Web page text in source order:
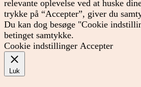
relevante oplevelse ved at huske
trykke på “Accepter”, giver du
Du kan dog besøge "Cookie
betinget samtykke.
Cookie indstillinger Accepter
Luk